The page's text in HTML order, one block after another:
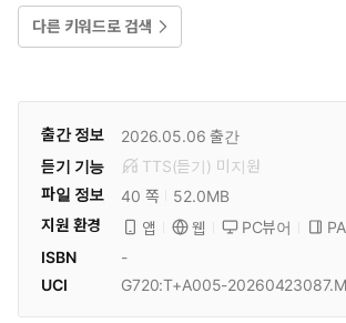
다른 키워드로 검색
출간 정보 2026.05.06 출간
듣기 기능
TTS(듣기) 미 지원
파일 정보
40 쪽
52.0MB
지원 환경
앱 웹 PC뷰어
ISBN
-
UCI
G720:T+A005-